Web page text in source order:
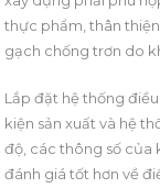
thực phẩm, thân
gạch chống trơn do
Lắp đặt hệ thống
kiện sản xuất và hệ
độ, các thông số của
đánh giá tốt hơn về